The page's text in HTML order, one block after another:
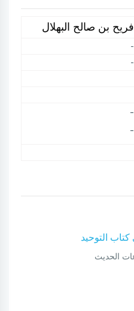
فريح بن صالح البهلال
-
-
-
-